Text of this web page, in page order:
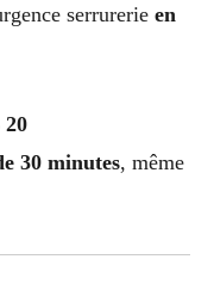
serrurerie en
20
30 minutes, même